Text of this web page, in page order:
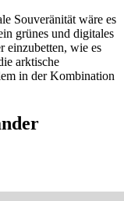
Souveränität wäre es
grünes und digitales
einzubetten, wie es
arktische
in der Kombination